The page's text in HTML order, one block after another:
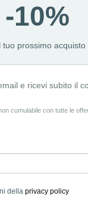
-10%
tuo prossimo acquisto
e ricevi subito il
cumulabile con tutte le
della privacy policy